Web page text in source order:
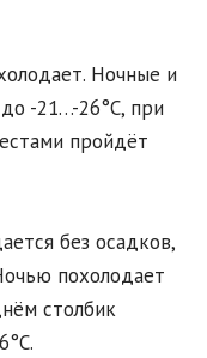
Ночные и
-21…-26°C, при
пройдёт
без осадков,
похолодает
столбик